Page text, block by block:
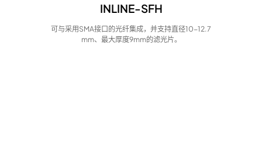
INLINE-SFH
可与采用SMA接口的光纤集成，并支持直径10-12.7
mm、最大厚度9mm的滤光片。